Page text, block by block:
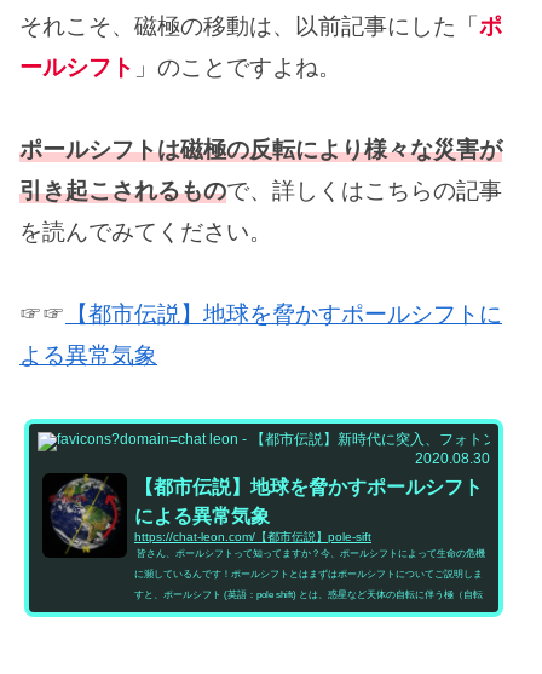
それこそ、磁極の移動は、以前記事にした「 ポ
ールシフト 」のことですよね。
ポールシフトは磁極の反転により様々な災害が
引き起こされるもので、詳しくはこちらの記事
を読んでみてください。
☞☞ 【都市伝説】地球を脅かすポールシフトに
よる異常気象
2020.08.30
【都市伝説】地球を脅かすポールシフト
による異常気象
https://chat-leon.com/【都市伝説】pole-sift
皆さん、ポールシフトって知ってますか？今、ポールシフトによって生命の危機
に瀕しているんです！ポールシフトとはまずはポールシフトについてご説明しま
すと、ポールシフト (英語：pole shift) とは、惑星など天体の自転に伴う極（自転
軸や磁極など）が、何らかの要因で現在の位置から移動すること。軸を固定した